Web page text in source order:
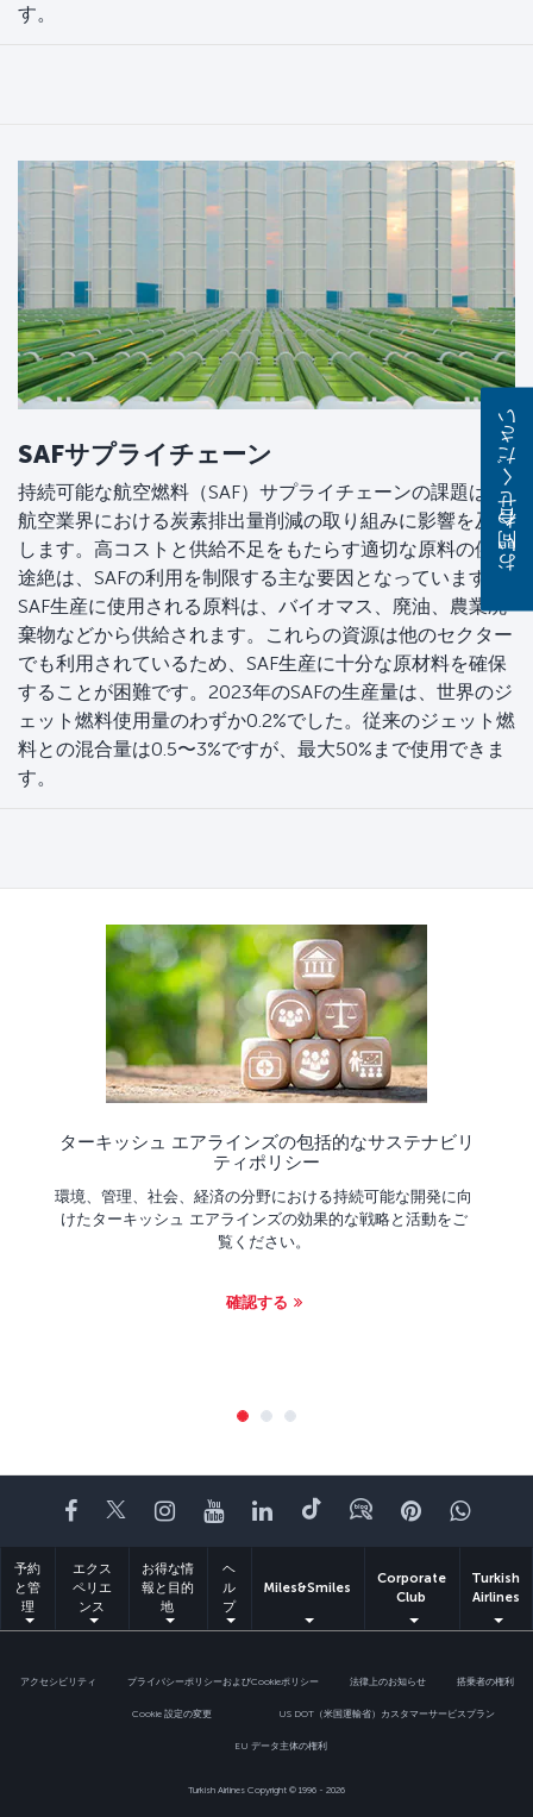
す。
SAFサプライチェーン
持続可能な航空燃料（SAF）サプライチェーンの課題は、
航空業界における炭素排出量削減の取り組みに影響を及ぼ
します。高コストと供給不足をもたらす適切な原料の供給
途絶は、SAFの利用を制限する主な要因となっています。
SAF生産に使用される原料は、バイオマス、廃油、農業廃
棄物などから供給されます。これらの資源は他のセクター
でも利用されているため、SAF生産に十分な原材料を確保
することが困難です。2023年のSAFの生産量は、世界のジ
ェット燃料使用量のわずか0.2%でした。従来のジェット燃
料との混合量は0.5〜3%ですが、最大50%まで使用できま
す。
ターキッシュ エアラインズの包括的なサステナビリ
ティポリシー
環境、管理、社会、経済の分野における持続可能な開発に向
けたターキッシュ エアラインズの効果的な戦略と活動をご
覧ください。
確認する
Facebook
TwitterInstagram
YouTubeLinkedIn
TiktokブログPinterest
予約
と管
理
エクス
ペリエ
ンス
お得な情
報と目的
地
ヘ
ル
プ
Miles&Smiles
Corporate
Club
Turkish
Airlines
アクセシビリティ プライバシーポリシーおよびCookieポリシー 法律上のお知らせ 搭乗者の権利
Cookie 設定の変更 US DOT（米国運輸省）カスタマーサービスプラン
EU データ主体の権利
Turkish Airlines Copyright © 1996 - 2026
お問い合わせください